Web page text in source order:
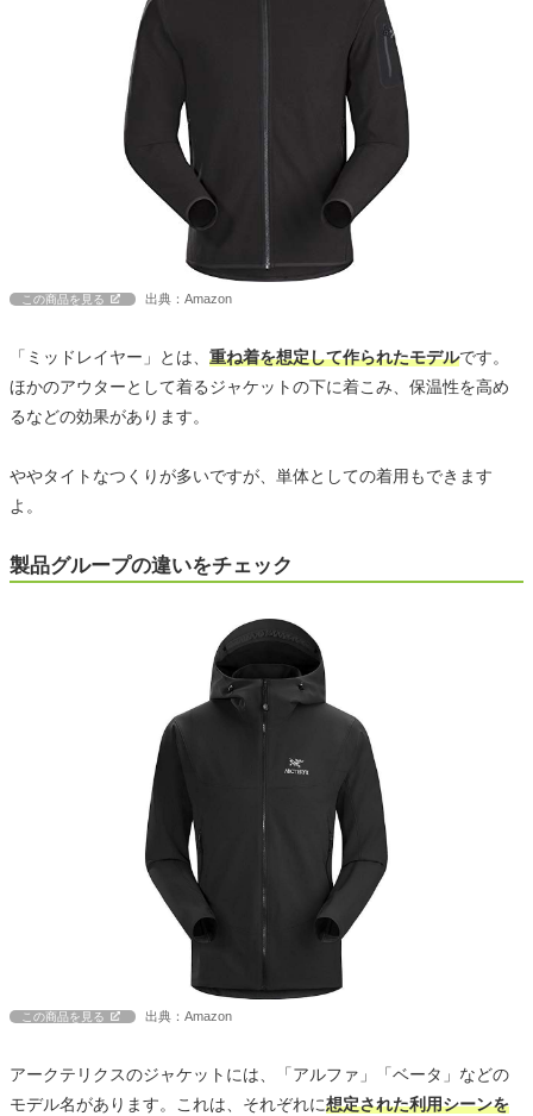
この商品を見る 出典：Amazon
「ミッドレイヤー」とは、 重ね着を想定して作られたモデルです。
ほかのアウターとして着るジャケットの下に着こみ、保温性を高め
るなどの効果があります。
ややタイトなつくりが多いですが、単体としての着用もできます
よ。
製品グループの違いをチェック
この商品を見る 出典：Amazon
アークテリクスのジャケットには、「アルファ」「ベータ」などの
モデル名があります。これは、それぞれに想定された利用シーンを